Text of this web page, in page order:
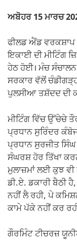
ਅਬੋਹਰ 15 ਮਾਰਚ
ਫੀਲਡ ਐਂਡ
ਇਕਾਈ ਦੀ ਮੀਟਿੰਗ
ਹੇਠ ਹੋਈ। ਮੰਚ
ਸਰਕਾਰ ਵੱਲੋਂ
ਪੁਲਸੀਆ ਤਸ਼ੱਦਦ ਦੀ
ਮੀਟਿੰਗ ਵਿੱਚ ਉੱਚੇਚੇ
ਪ੍ਰਧਾਨ ਸੁਰਿੰਦਰ
ਪ੍ਰਧਾਨ ਸੁਰਜੀਤ
ਸੰਘਰਸ਼ ਹੋਰ ਤਿੱਖਾ
ਮੁਲਾਜ਼ਮਾਂ ਲਈ ਕੁਝ ਵੀ
ਡੀ.ਏ. ਡਕਾਰੀ ਬੈਠੀ
ਨਹੀਂ ਲੈ ਰਹੀ, ਪੇ
ਕਾਮੇ ਪੱਕੇ ਨਹੀਂ ਕਰ
ਗੌਰਮਿੰਟ ਟੀਚਰਜ਼